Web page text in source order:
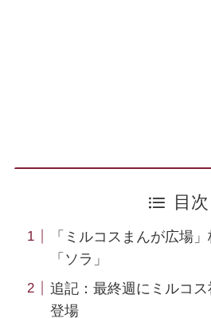
目次
「ミルコスまんが広場
「ソラ」
追記：最終週にミルコ
登場